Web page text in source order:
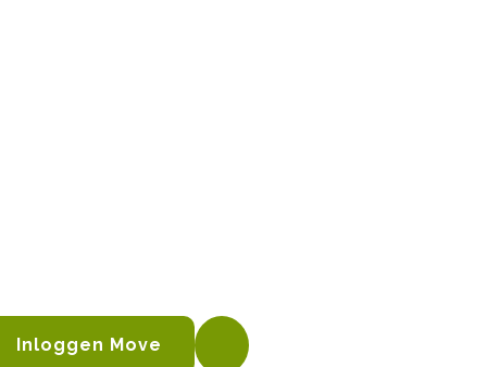
Inloggen Move